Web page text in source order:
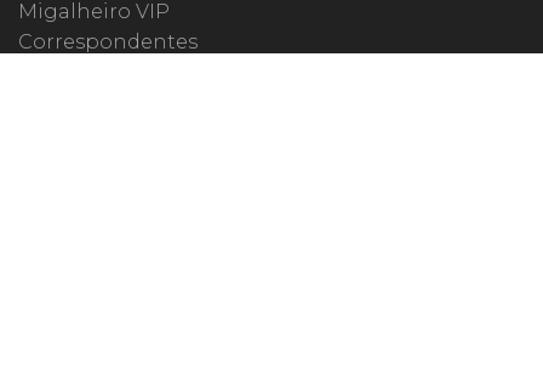
Migalheiro VIP
Correspondentes